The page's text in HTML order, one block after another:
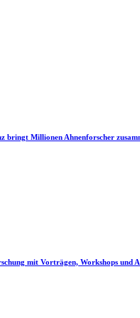
bringt Millionen Ahnenforscher
mit Vorträgen, Workshops und